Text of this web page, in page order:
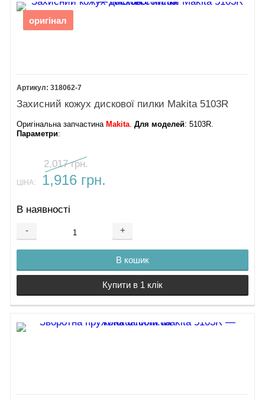
оригінал
318062-7
Захисний кожух дискової пилки Makita 5103R
Оригінальна запчастина Makita .Для моделей: 5103R.
Параметри:
2,017 грн.
ЦІНА: 1,916 грн.
В наявності
- +
В кошик
Купити в 1 клік